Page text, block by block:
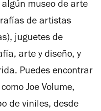
museo de arte
de artistas
juguetes de
arte y diseño, y
Puedes encontrar
Joe Volume,
de viniles, desde